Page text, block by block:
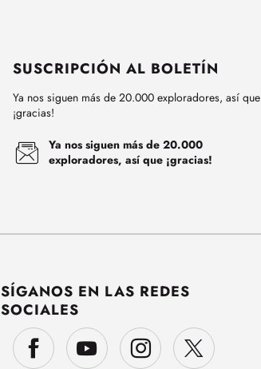
SUSCRIPCIÓN AL BOLETÍN
Ya nos siguen más de 20.000 exploradores, así que
¡gracias!
Ya nos siguen más de 20.000
exploradores, así que ¡gracias!
SÍGANOS EN LAS REDES
SOCIALES